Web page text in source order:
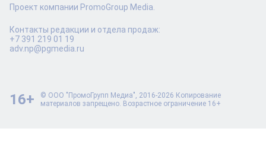
Проект компании PromoGroup Media.
Контакты редакции и отдела продаж:
+7 391 219 01 19
adv.np@pgmedia.ru
© ООО "ПромоГрупп Медиа", 2016-2026 Копирование
материалов запрещено. Возрастное ограничение 16+
16+